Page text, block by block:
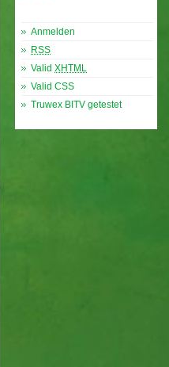
Anmelden
RSS
Valid XHTML
Valid CSS
Truwex BITV getestet